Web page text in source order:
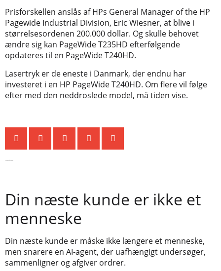
Prisforskellen anslås af HPs General Manager of the HP
Pagewide Industrial Division, Eric Wiesner, at blive i
størrelsesordenen 200.000 dollar. Og skulle behovet
ændre sig kan PageWide T235HD efterfølgende
opdateres til en PageWide T240HD.
Lasertryk er de eneste i Danmark, der endnu har
investeret i en HP PageWide T240HD. Om flere vil følge
efter med den neddroslede model, må tiden vise.
Din næste kunde er ikke et
menneske
Din næste kunde er måske ikke længere et menneske,
men snarere en AI-agent, der uafhængigt undersøger,
sammenligner og afgiver ordrer.